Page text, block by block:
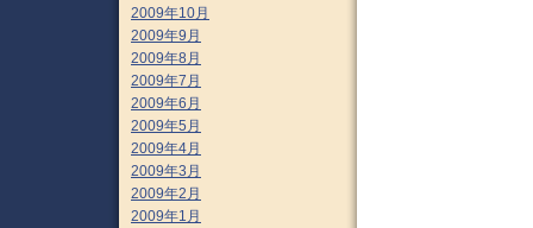
2009年10月
2009年9月
2009年8月
2009年7月
2009年6月
2009年5月
2009年4月
2009年3月
2009年2月
2009年1月